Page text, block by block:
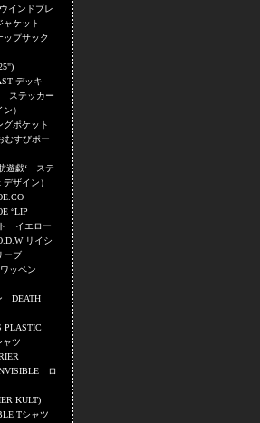
インドブレ
ケット
プサック
デッキ
ステッカー
）
ポケット
すびポー
遊戯‘ ステ
ザイン）
“LIP
イエロー
リイシ
ーブ
ッペン
DEATH
PLASTIC
ツ
ロ
KULT)
Tシャツ